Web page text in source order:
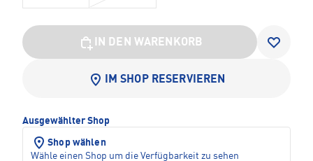
IN DEN WARENKORB
IM SHOP RESERVIEREN
Ausgewählter Shop
Shop wählen
Wähle einen Shop um die Verfügbarkeit zu sehen